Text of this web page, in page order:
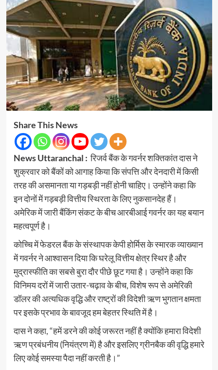
Share This News
News Uttaranchal :रिजर्व बैंक के गवर्नर शक्तिकांत दास ने
शुक्रवार को बैंकों को आगाह किया कि संपत्ति और देनदारी में किसी
तरह की असमानता या गड़बड़ी नहीं होनी चाहिए। उन्होंने कहा कि
इन दोनों में गड़बड़ी वित्तीय स्थिरता के लिए नुकसानदेह हैं।
अमेरिक में जारी बैंकिंग संकट के बीच आरबीआई गवर्नर का यह बयान
महत्वपूर्ण है।
कोच्चि में फेडरल बैंक के संस्थापक केपी होर्मिस के स्मारक व्याख्यान
में गवर्नर ने आश्वासन दिया कि घरेलू वित्तीय क्षेत्र स्थिर है और
मुद्रास्फीति का सबसे बुरा दौर पीछे छूट गया है। उन्होंने कहा कि
विनिमय दरों में जारी उतार-चढ़ाव के बीच, विशेष रूप से अमेरिकी
डॉलर की अत्यधिक वृद्धि और राष्ट्रों की विदेशी ऋण भुगतान क्षमता
पर इसके प्रभाव के बावजूद हम बेहतर स्थिति में है।
दास ने कहा, “हमें डरने की कोई जरूरत नहीं है क्योंकि हमारा विदेशी
ऋण प्रबंधनीय (नियंत्रण में) है और इसलिए ग्रीनबैक की वृद्धि हमारे
लिए कोई समस्या पैदा नहीं करती है।”